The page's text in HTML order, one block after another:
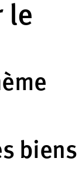
le
biens